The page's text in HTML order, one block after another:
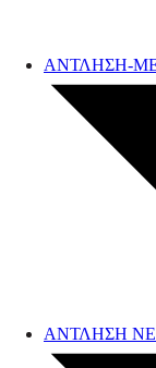
ΑΝΤΛΗΣΗ-
ΑΝΤΛΗΣΗ